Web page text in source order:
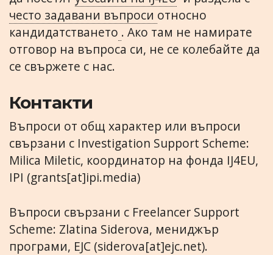
често задавани въпроси относно
кандидатстването . Ако там не намирате
отговор на въпроса си, не се колебайте да
се свържете с нас.
Контакти
Въпроси от общ характер или въпроси
свързани с Investigation Support Scheme:
Milica Miletic, координатор на фонда IJ4EU,
IPI (grants[at]ipi.media)
Въпроси свързани с Freelancer Support
Scheme: Zlatina Siderova, мениджър
програми, EJC (siderova[at]ejc.net).